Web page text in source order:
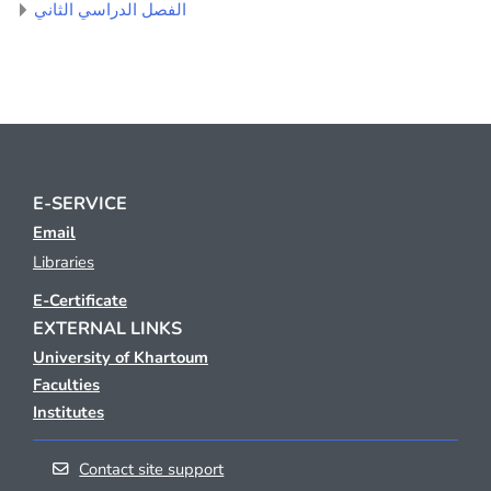
الفصل الدراسي الثاني
E-SERVICE
Email
Libraries
E-Certificate
EXTERNAL LINKS
University of Khartoum
Faculties
Institutes
Contact site support